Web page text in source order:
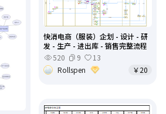
快消电商（服装）企划 - 设计 - 研
发 - 生产 - 进出库 - 销售完整流程
520
9
13
Rollspen
￥20